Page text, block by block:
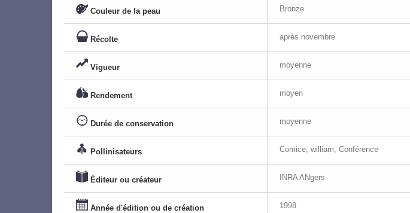
Couleur de la peau Bronze
Récolte après novembre
Vigueur moyenne
Rendement moyen
Durée de conservation moyenne
Pollinisateurs Comice, william, Conférence
Éditeur ou créateur INRA ANgers
Année d'édition ou de création 1998